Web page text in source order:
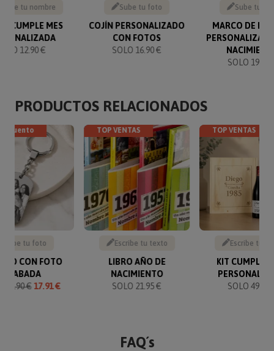
tu nombre
CUMPLE MES
12.90 €
Sube tu foto
COJÍN PERSONALIZADO
CON FOTOS
SOLO 16.90 €
Sube tu
MARCO DE
SOLO 19.90
PRODUCTOS RELACIONADOS
Sube tu foto
CON FOTO
GRABADA
19.90 €17.91 €
TOP VENTAS
Escribe tu texto
LIBRO AÑO DE
NACIMIENTO
SOLO 21.95 €
TOP VENTAS
Escribe tu
KIT
SOLO 49.90
FAQ´s